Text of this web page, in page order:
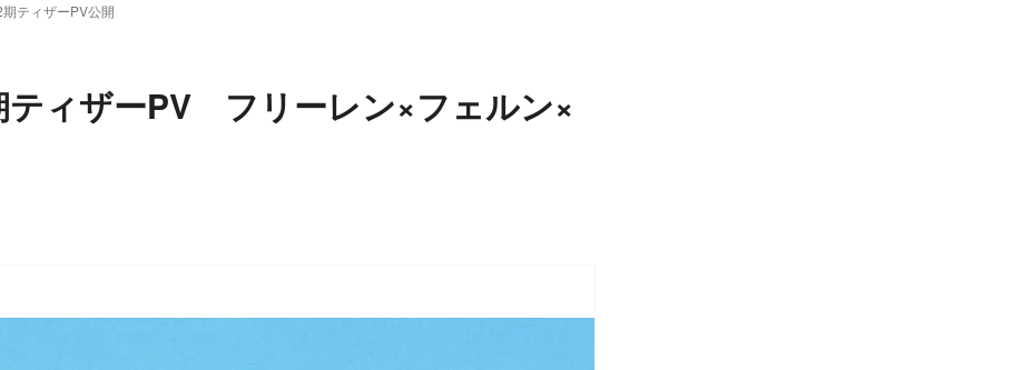
期ティザーPV公開
ティザーPV フリーレン×フェルン×